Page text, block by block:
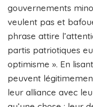
gouvernements
veulent pas et
phrase attire
partis patriotiques
optimisme ». En
peuvent
leur alliance avec